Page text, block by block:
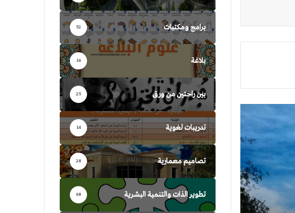
برامج ومكتبات 52
بلاغة 16
بين راحتين من ورق 25
تدريبات لغوية 14
تصاميم معمارية 28
تطوير الذات والتنمية البشرية 68